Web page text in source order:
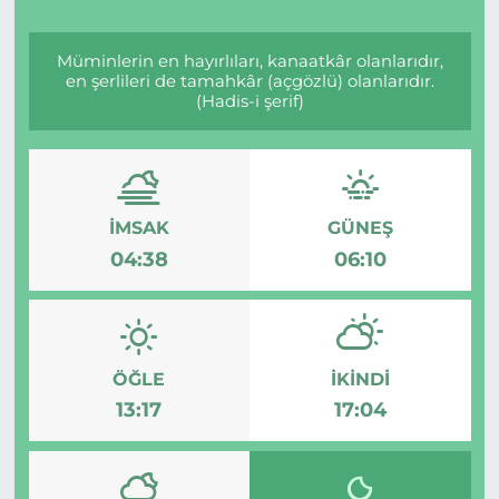
Müminlerin en hayırlıları, kanaatkâr olanlarıdır,
en şerlileri de tamahkâr (açgözlü) olanlarıdır.
(Hadis-i şerif)
İMSAK
04:38
GÜNEŞ
06:10
ÖĞLE
13:17
İKINDI
17:04